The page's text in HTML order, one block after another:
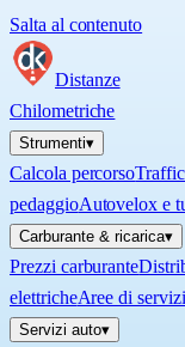
Salta al contenuto
Distanze
Chilometriche
Strumenti▾
Calcola percorso
pedaggioAutovelox e
Carburante & ricarica▾
Prezzi carburante
elettricheAree di
Servizi auto▾